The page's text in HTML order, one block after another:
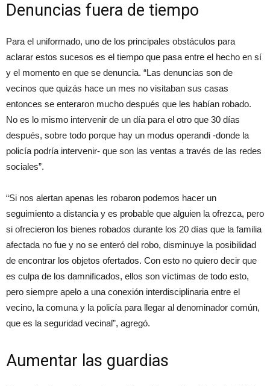
Denuncias fuera de tiempo
Para el uniformado, uno de los principales obstáculos para
aclarar estos sucesos es el tiempo que pasa entre el hecho en sí
y el momento en que se denuncia. “Las denuncias son de
vecinos que quizás hace un mes no visitaban sus casas
entonces se enteraron mucho después que les habían robado.
No es lo mismo intervenir de un día para el otro que 30 días
después, sobre todo porque hay un modus operandi -donde la
policía podría intervenir- que son las ventas a través de las redes
sociales”.
“Si nos alertan apenas les robaron podemos hacer un
seguimiento a distancia y es probable que alguien la ofrezca, pero
si ofrecieron los bienes robados durante los 20 días que la familia
afectada no fue y no se enteró del robo, disminuye la posibilidad
de encontrar los objetos ofertados. Con esto no quiero decir que
es culpa de los damnificados, ellos son víctimas de todo esto,
pero siempre apelo a una conexión interdisciplinaria entre el
vecino, la comuna y la policía para llegar al denominador común,
que es la seguridad vecinal”, agregó.
Aumentar las guardias